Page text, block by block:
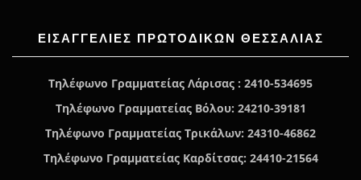
ΕΙΣΑΓΓΕΛΊΕΣ ΠΡΩΤΟΔΙΚΏΝ ΘΕΣΣΑΛΙΑΣ
Τηλέφωνο Γραμματείας Λάρισας : 2410-534695
Τηλέφωνο Γραμματείας Βόλου: 24210-39181
Τηλέφωνο Γραμματείας Τρικάλων: 24310-46862
Τηλέφωνο Γραμματείας Καρδίτσας: 24410-21564